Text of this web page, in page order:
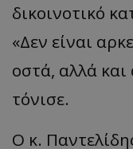
δικοινοτικό
«Δεν είναι
οστά, αλλά και
τόνισε.
Ο κ.